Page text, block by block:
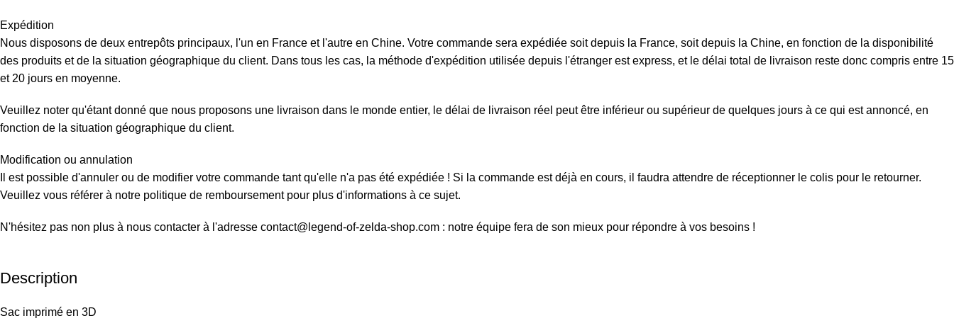
Expédition
Nous disposons de deux entrepôts principaux, l'un en France et l'autre en Chine. Votre commande sera expédiée soit depuis la France, soit depuis la Chine, en fonction de la disponibilité
des produits et de la situation géographique du client. Dans tous les cas, la méthode d'expédition utilisée depuis l'étranger est express, et le délai total de livraison reste donc compris entre 15
et 20 jours en moyenne.
Veuillez noter qu'étant donné que nous proposons une livraison dans le monde entier, le délai de livraison réel peut être inférieur ou supérieur de quelques jours à ce qui est annoncé, en
fonction de la situation géographique du client.
Modification ou annulation
Il est possible d'annuler ou de modifier votre commande tant qu'elle n'a pas été expédiée ! Si la commande est déjà en cours, il faudra attendre de réceptionner le colis pour le retourner.
Veuillez vous référer à notre politique de remboursement pour plus d'informations à ce sujet.
N'hésitez pas non plus à nous contacter à l'adresse contact@legend-of-zelda-shop.com : notre équipe fera de son mieux pour répondre à vos besoins !
Description
Sac imprimé en 3D